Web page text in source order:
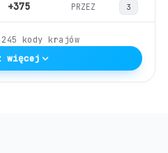
+375 PRZEZ 3
245 kody krajów
więcej